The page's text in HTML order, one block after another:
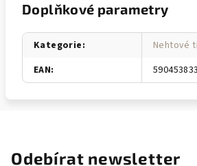
Doplňkové parametry
Kategorie:
Nehtové
EAN:
Odebírat newsletter